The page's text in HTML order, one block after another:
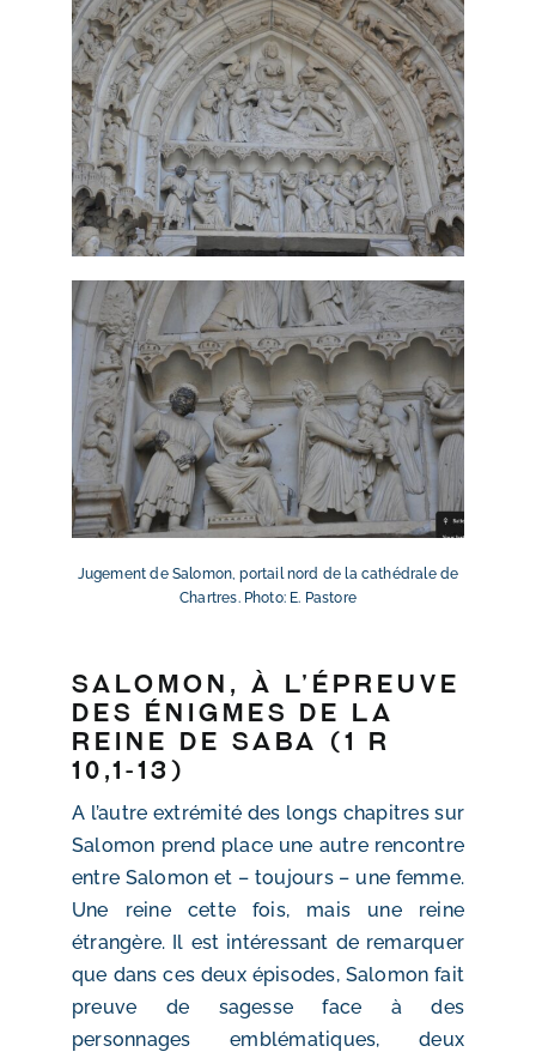
Jugement de Salomon, portail nord de la cathédrale de
Chartres. Photo: E. Pastore
Salomon, à l’épreuve
des énigmes de la
reine de Saba (1 R
10,1-13)
A l’autre extrémité des longs chapitres sur
Salomon prend place une autre rencontre
entre Salomon et – toujours – une femme.
Une reine cette fois, mais une reine
étrangère. Il est intéressant de remarquer
que dans ces deux épisodes, Salomon fait
preuve de sagesse face à des
personnages emblématiques, deux